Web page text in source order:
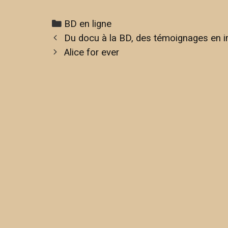
BD en ligne
Du docu à la BD, des témoignages en
Alice for ever